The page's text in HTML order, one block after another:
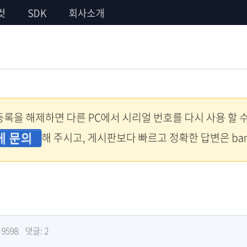
SDK 회사소개
을 해제하면 다른 PC에서 시리얼 번호를 다시 사용 할
문의 해 주시고, 게시판보다 빠르고 정확한 답변은
댓글: 2